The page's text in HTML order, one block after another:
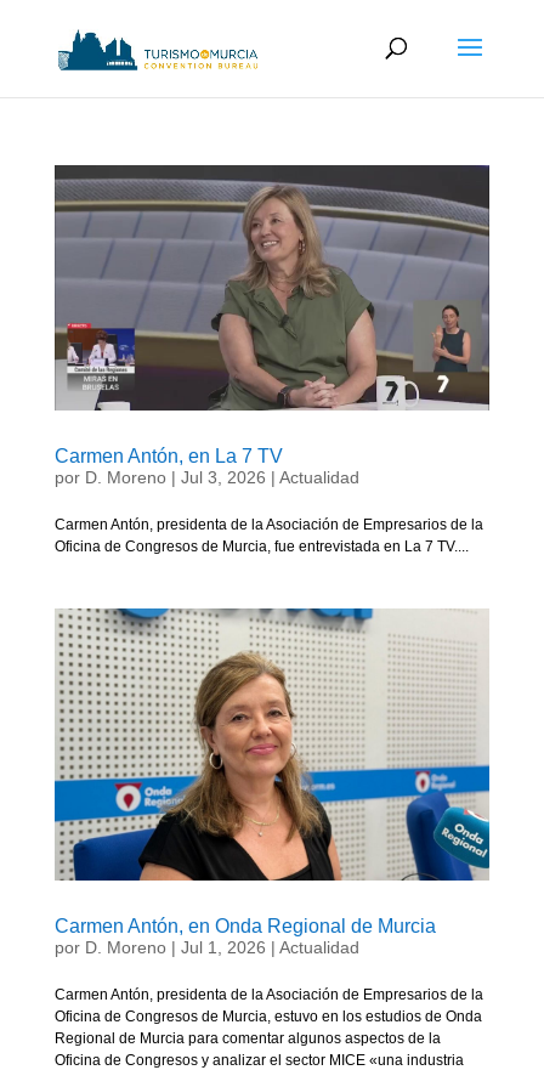
Carmen Antón, en La 7 TV
por D. Moreno| Jul 3, 2026 | Actualidad
Carmen Antón, presidenta de la Asociación de Empresarios de la
Oficina de Congresos de Murcia, fue entrevistada en La 7 TV....
Carmen Antón, en Onda Regional de Murcia
por D. Moreno| Jul 1, 2026 | Actualidad
Carmen Antón, presidenta de la Asociación de Empresarios de la
Oficina de Congresos de Murcia, estuvo en los estudios de Onda
Regional de Murcia para comentar algunos aspectos de la
Oficina de Congresos y analizar el sector MICE «una industria